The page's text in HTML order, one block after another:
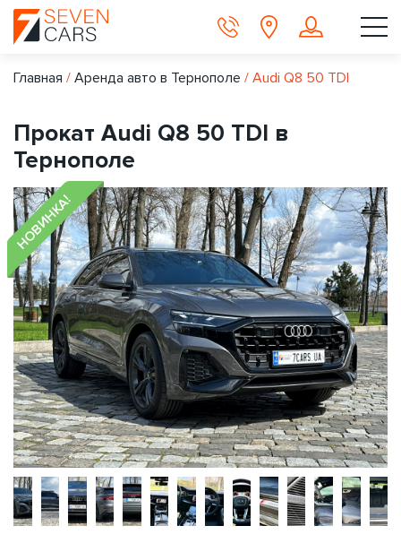
Главная / Аренда авто в Тернополе / Audi Q8 50 TDI
Прокат Audi Q8 50 TDI в
Тернополе
НОВИНКА!